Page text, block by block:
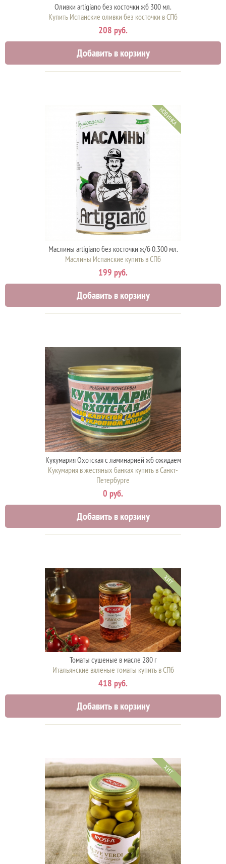
Оливки artigiano без косточки жб 300 мл.
Купить Испанские оливки без косточки в СПб
208 руб.
Добавить в корзину
НОВИНКА
Маслины artigiano без косточки ж/б 0.300 мл.
Маслины Испанские купить в СПб
199 руб.
Добавить в корзину
Кукумария Охотская с ламинарией жб ожидаем
Кукумария в жестяных банках купить в Санкт-
Петербурге
0 руб.
Добавить в корзину
ХИТ
Томаты сушеные в масле 280 г
Итальянские вяленые томаты купить в СПб
418 руб.
Добавить в корзину
ХИТ